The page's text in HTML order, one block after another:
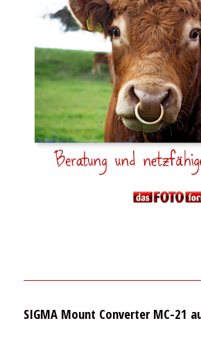
SIGMA Mount Converter MC-21